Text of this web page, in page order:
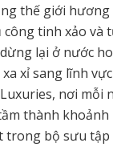
thế giới hương
công tinh xảo và
lại ở nước
xỉ sang lĩnh
nơi mỗi
thành
trong bộ sưu tập